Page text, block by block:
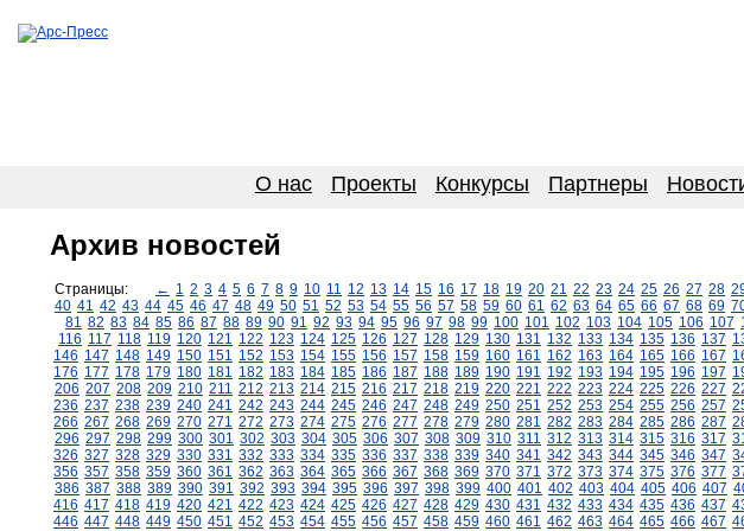
О нас Проекты Конкурсы Партнеры
Архив новостей
Страницы: ← 1 2 3 4 5 6 7 8 9 10 11 12 13 14 15 16 17 18 19 20 21 22 23 24 25 26 27 28
40 41 42 43 44 45 46 47 48 49 50 51 52 53 54 55 56 57 58 59 60 61 62 63 64 65 66 67 68 69
81 82 83 84 85 86 87 88 89 90 91 92 93 94 95 96 97 98 99 100 101 102 103 104 105 106 107
116 117 118 119 120 121 122 123 124 125 126 127 128 129 130 131 132 133 134 135 136 137
146 147 148 149 150 151 152 153 154 155 156 157 158 159 160 161 162 163 164 165 166 167
176 177 178 179 180 181 182 183 184 185 186 187 188 189 190 191 192 193 194 195 196 197
206 207 208 209 210 211 212 213 214 215 216 217 218 219 220 221 222 223 224 225 226 227
236 237 238 239 240 241 242 243 244 245 246 247 248 249 250 251 252 253 254 255 256 257
266 267 268 269 270 271 272 273 274 275 276 277 278 279 280 281 282 283 284 285 286 287
296 297 298 299 300 301 302 303 304 305 306 307 308 309 310 311 312 313 314 315 316 317
326 327 328 329 330 331 332 333 334 335 336 337 338 339 340 341 342 343 344 345 346 347
356 357 358 359 360 361 362 363 364 365 366 367 368 369 370 371 372 373 374 375 376 377
386 387 388 389 390 391 392 393 394 395 396 397 398 399 400 401 402 403 404 405 406 407
416 417 418 419 420 421 422 423 424 425 426 427 428 429 430 431 432 433 434 435 436 437
446 447 448 449 450 451 452 453 454 455 456 457 458 459 460 461 462 463 464 465 466 467